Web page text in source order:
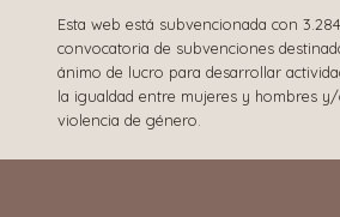
Esta web está subvencionada con
convocatoria de subvenciones
ánimo de lucro para desarrollar
la igualdad entre mujeres y hombres
violencia de género.